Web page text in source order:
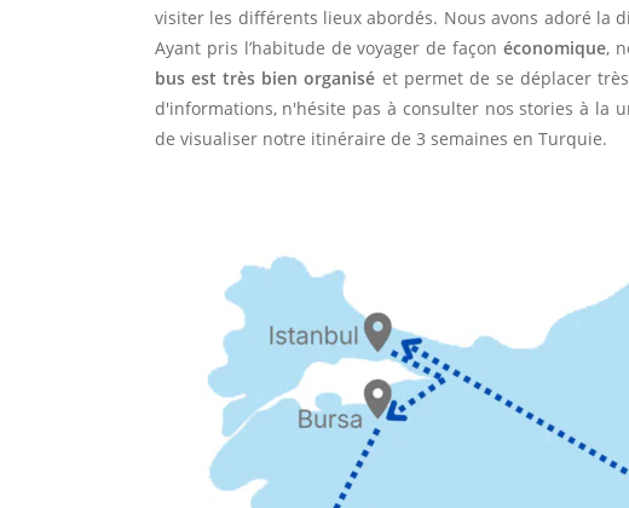
visiter les différents lieux abordés. Nous avons adoré la
Ayant pris l’habitude de voyager de façonéconomique,
bus est très bien organisé et permet de se déplacer
d'informations, n'hésite pas à consulter nos stories à la
de visualiser notre itinéraire de 3 semaines en Turquie.